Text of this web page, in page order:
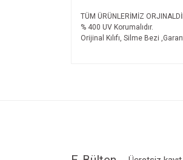
TÜM ÜRÜNLERİMİZ
% 400 UV Korumalıdır.
Orijinal Kılıfı, Silme Bezi